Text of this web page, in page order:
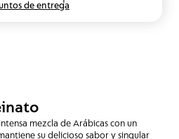
de entrega
mezcla de Arábicas con un
su delicioso sabor y singular